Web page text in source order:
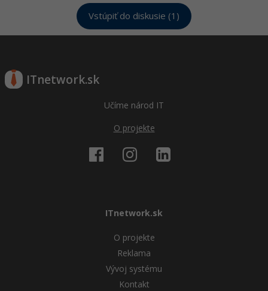
Vstúpiť do diskusie (1)
ITnetwork.sk
Učíme národ IT
O projekte
ITnetwork.sk
O projekte
Reklama
Vývoj systému
Kontakt